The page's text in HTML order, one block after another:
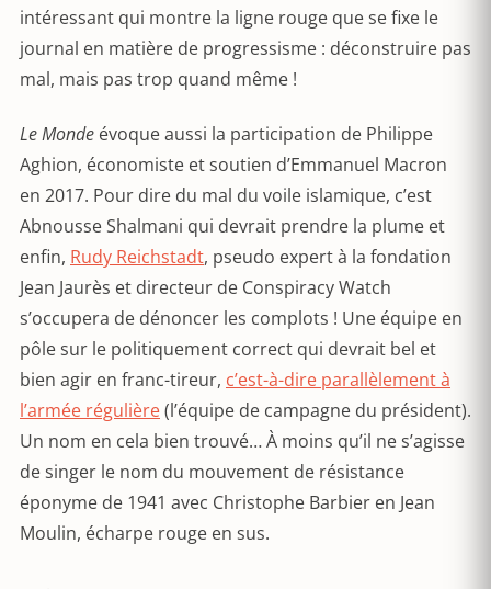
intéressant qui montre la ligne rouge que se fixe le
journal en matière de progressisme : déconstruire pas
mal, mais pas trop quand même !
Le Monde évoque aussi la participation de Philippe
Aghion, économiste et soutien d’Emmanuel Macron
en 2017. Pour dire du mal du voile islamique, c’est
Abnousse Shalmani qui devrait prendre la plume et
enfin, Rudy Reichstadt, pseudo expert à la fondation
Jean Jaurès et directeur de Conspiracy Watch
s’occupera de dénoncer les complots ! Une équipe en
pôle sur le politiquement correct qui devrait bel et
bien agir en franc-tireur, c’est-à-dire parallèlement à
l’armée régulière(l’équipe de campagne du président).
Un nom en cela bien trouvé… À moins qu’il ne s’agisse
de singer le nom du mouvement de résistance
éponyme de 1941 avec Christophe Barbier en Jean
Moulin, écharpe rouge en sus.